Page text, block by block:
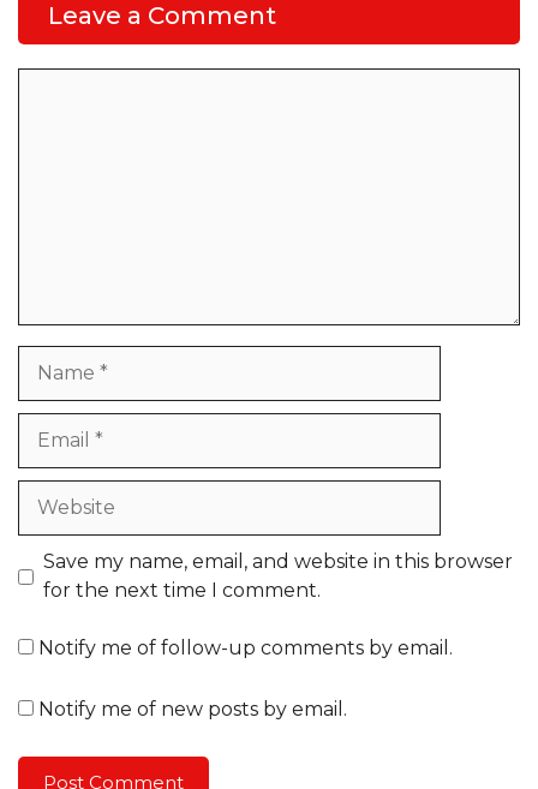
Leave a Comment
Website
Save my name, email, and website in this browser
for the next time I comment.
Notify me of follow-up comments by email.
Notify me of new posts by email.